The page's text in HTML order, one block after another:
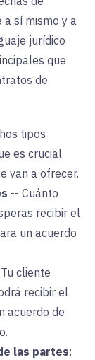
sí mismo y a
jurídico
que
de
tipos
es crucial
van a ofrecer.
-- Cuánto
recibir el
un acuerdo
Tu cliente
recibir el
acuerdo de
las partes: